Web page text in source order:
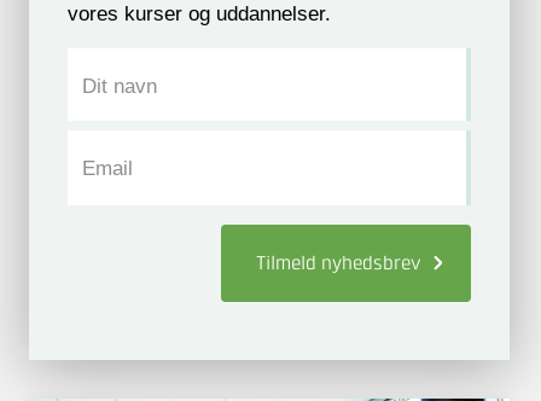
vores kurser og uddannelser.
Dit navn
Email
Tilmeld nyhedsbrev